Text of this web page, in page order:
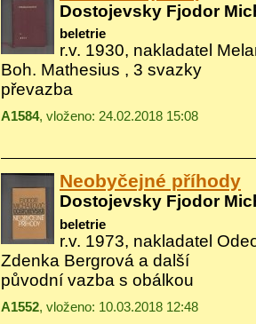
Dostojevsky Fjodor
beletrie
r.v. 1930, nakladatel
Boh. Mathesius , 3 svazky
převazba
A1584, vloženo: 24.02.2018 15:08
Neobyčejné příhody
Dostojevsky Fjodor
beletrie
r.v. 1973, nakladatel
Zdenka Bergrová a další
původní vazba s obálkou
A1552, vloženo: 10.03.2018 12:48